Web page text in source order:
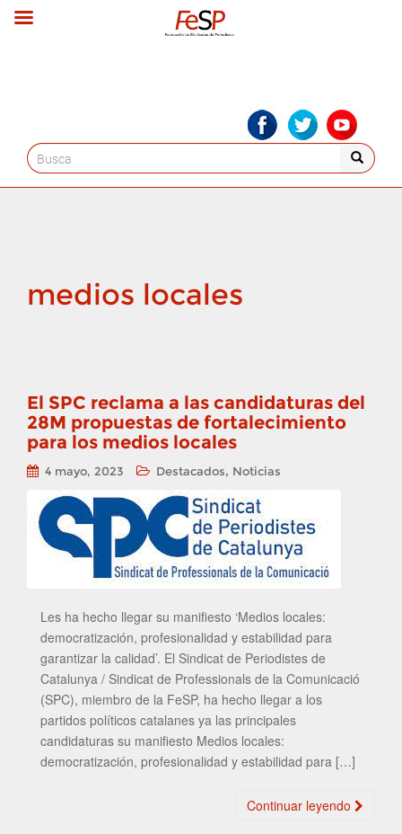
Search
for:
medios locales
El SPC reclama a las candidaturas del
28M propuestas de fortalecimiento
para los medios locales
4 mayo, 2023 Destacados, Noticias
Les ha hecho llegar su manifiesto ‘Medios locales:
democratización, profesionalidad y estabilidad para
garantizar la calidad’. El Sindicat de Periodistes de
Catalunya / Sindicat de Professionals de la Comunicació
(SPC), miembro de la FeSP, ha hecho llegar a los
partidos políticos catalanes ya las principales
candidaturas su manifiesto Medios locales:
democratización, profesionalidad y estabilidad para […]
Continuar leyendo